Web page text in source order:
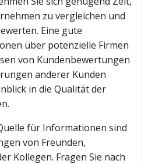
zu vergleichen und
Eine gute
über potenzielle Firmen
von Kundenbewertungen
anderer Kunden
in die Qualität der
für Informationen sind
von Freunden,
Kollegen. Fragen Sie nach